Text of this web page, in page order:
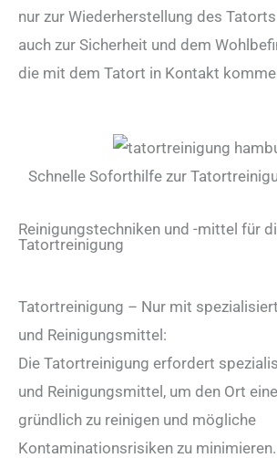
nur zur Wiederherstellung des
auch zur Sicherheit und dem
die mit dem Tatort in Kontakt
Schnelle Soforthilfe zur
Reinigungstechniken und -mittel für
Tatortreinigung
Tatortreinigung – Nur mit
und Reinigungsmittel:
Die Tatortreinigung erfordert
und Reinigungsmittel, um den Ort
gründlich zu reinigen und mögliche
Kontaminationsrisiken zu